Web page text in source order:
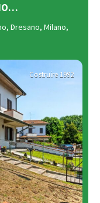
Dresano, Milano,
Costruire 1992